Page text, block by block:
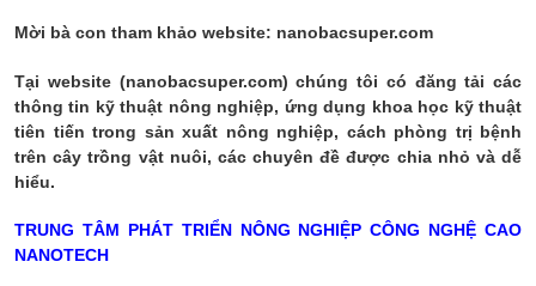
Mời bà con tham khảo website: nanobacsuper.com
Tại website (nanobacsuper.com) chúng tôi có đăng tải các
thông tin kỹ thuật nông nghiệp, ứng dụng khoa học kỹ thuật
tiên tiến trong sản xuất nông nghiệp, cách phòng trị bệnh
trên cây trồng vật nuôi, các chuyên đề được chia nhỏ và dễ
hiểu.
TRUNG TÂM PHÁT TRIỂN NÔNG NGHIỆP CÔNG NGHỆ CAO
NANOTECH